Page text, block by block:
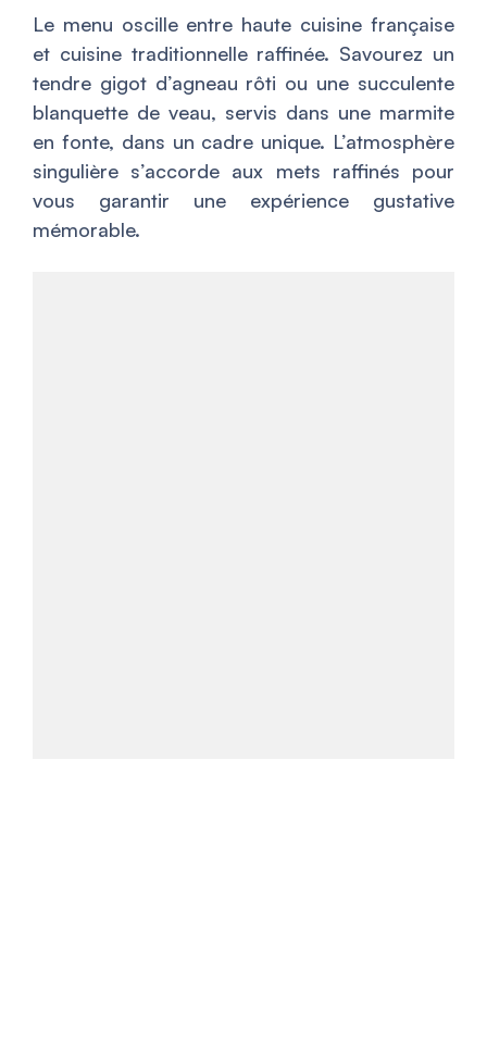
Le menu oscille entre haute cuisine française
et cuisine traditionnelle raffinée. Savourez un
tendre gigot d’agneau rôti ou une succulente
blanquette de veau, servis dans une marmite
en fonte, dans un cadre unique. L’atmosphère
singulière s’accorde aux mets raffinés pour
vous garantir une expérience gustative
mémorable.